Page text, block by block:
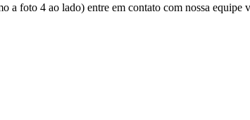
a foto 4 ao lado) entre em contato com nossa